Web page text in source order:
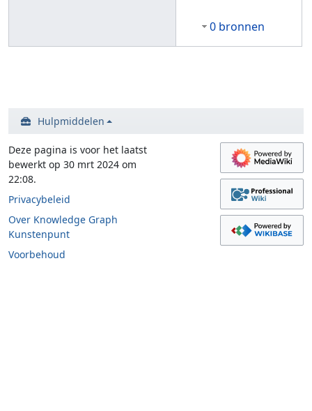
0 bronnen
Hulpmiddelen
Deze pagina is voor het laatst
bewerkt op 30 mrt 2024 om
22:08.
Privacybeleid
Over Knowledge Graph
Kunstenpunt
Voorbehoud